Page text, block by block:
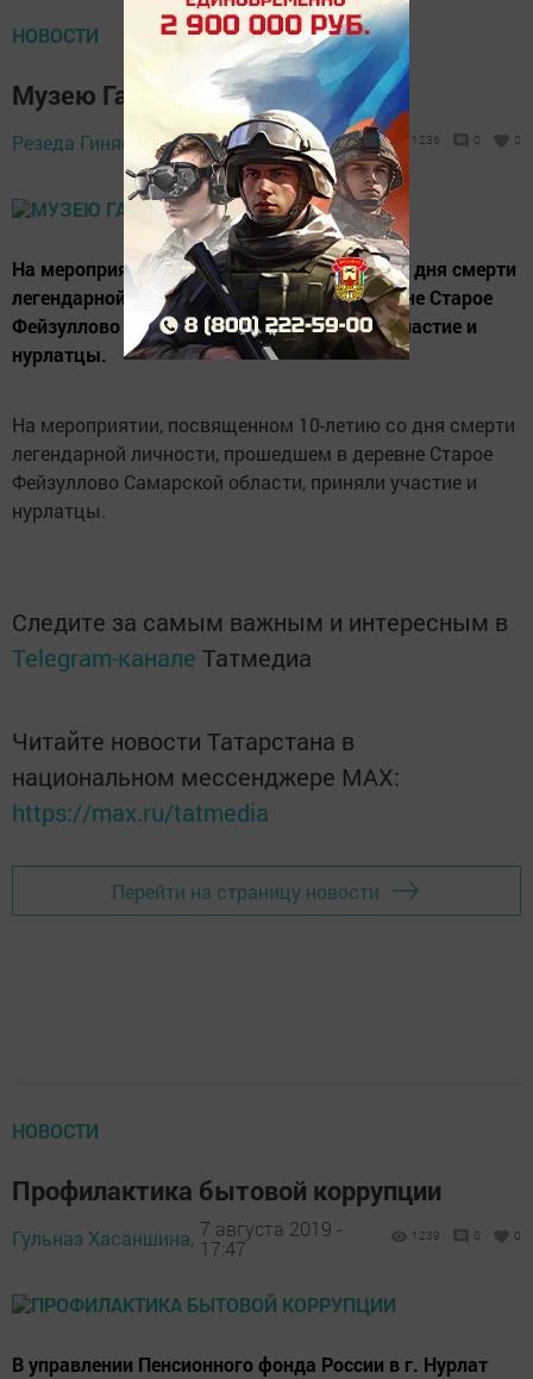
НОВОСТИ
Музею Гакиля Сагирова быть
Резеда Гиняева, 7 августа 2019 - 17:56 1236 0 0
На мероприятии, посвященном 10-летию со дня смерти
легендарной личности, прошедшем в деревне Старое
Фейзуллово Самарской области, приняли участие и
нурлатцы.
На мероприятии, посвященном 10-летию со дня смерти
легендарной личности, прошедшем в деревне Старое
Фейзуллово Самарской области, приняли участие и
нурлатцы.
Следите за самым важным и интересным в
Telegram-канале Татмедиа
Читайте новости Татарстана в
национальном мессенджере MАХ:
https://max.ru/tatmedia
Перейти на страницу новости
НОВОСТИ
Профилактика бытовой коррупции
Гульназ Хасаншина, 7 августа 2019 -
17:47
1239 0 0
В управлении Пенсионного фонда России в г. Нурлат